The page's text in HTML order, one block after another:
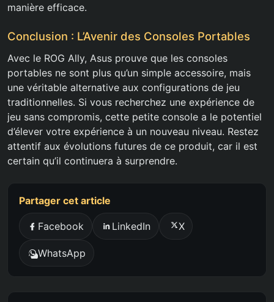
manière efficace.
Conclusion : L’Avenir des Consoles Portables
Avec le ROG Ally, Asus prouve que les consoles
portables ne sont plus qu’un simple accessoire, mais
une véritable alternative aux configurations de jeu
traditionnelles. Si vous recherchez une expérience de
jeu sans compromis, cette petite console a le potentiel
d’élever votre expérience à un nouveau niveau. Restez
attentif aux évolutions futures de ce produit, car il est
certain qu’il continuera à surprendre.
Partager cet article
Facebook LinkedIn X
WhatsApp